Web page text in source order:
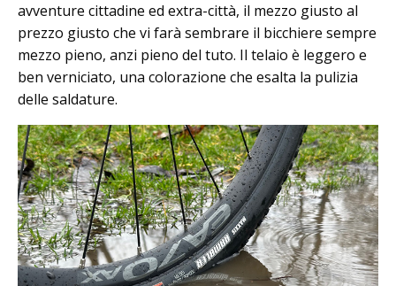
avventure cittadine ed extra-città, il mezzo giusto al
prezzo giusto che vi farà sembrare il bicchiere sempre
mezzo pieno, anzi pieno del tuto. Il telaio è leggero e
ben verniciato, una colorazione che esalta la pulizia
delle saldature.